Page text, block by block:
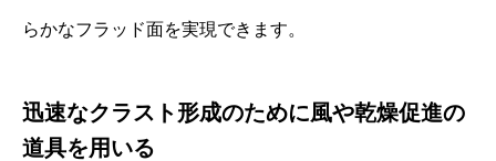
らかなフラッド面を実現できます。
迅速なクラスト形成のために風や乾燥促進の
道具を用いる